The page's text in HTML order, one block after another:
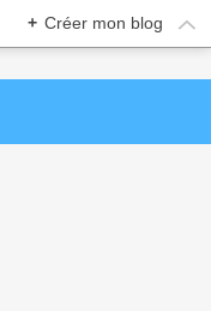
+ Créer mon blog